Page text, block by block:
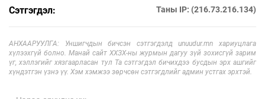
Сэтгэгдэл: Таны IP: (216.73.216.134)
АНХААРУУЛГА: Уншигчдын бичсэн сэтгэгдэлд unuudur.mn хариуцлага
хүлээхгүй болно. Манай сайт ХХЗХ-ны журмын дагуу зүй зохисгүй зарим
үг, хэллэгийг хязгаарласан тул Та сэтгэгдэл бичихдээ бусдын эрх ашгийг
хүндэтгэн үзнэ үү. Хэм хэмжээ зөрчсөн сэтгэгдлийг админ устгах эрхтэй.